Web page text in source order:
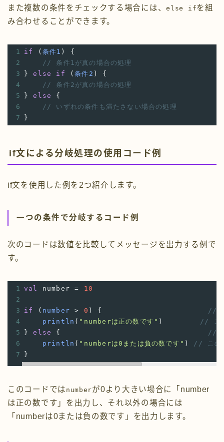
また複数の条件をチェックする場合には、else ifを組
み合わせることができます。
1 if ( 条件1 ) {
2
// 条件1が真の場合の処理
3
} else if (条件2 ) {
4
// 条件2が真の場合の処理
5
} else
{
6
// いずれの条件も満たさない場合の処理
7
}
if文による分岐処理の使用コード例
if文を使用した例を2つ紹介します。
一つの条件で分岐するコード例
次のコードは数値を比較してメッセージを出力する例で
す。
1 val number =
10
2
3
if ( number > 0 ) {
//
4
println ( "numberは正の数です" )
// こ
5
} else {
//
6
println ( "numberは0または負の数です" )
// この
7
}
このコードでは numberが0より大きい場合に「number
は正の数です」を出力し、それ以外の場合には
「numberは0または負の数です」を出力します。